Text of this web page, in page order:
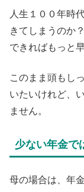
人生１００年時
きてしまうのか？
できればもっと
このまま頭もし
いたいけれど、
ません。
少ない年金で
母の場合は、年